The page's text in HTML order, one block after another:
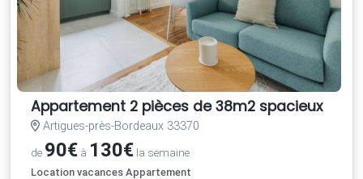
Appartement 2 pièces de 38m2 spacieux
Artigues-près-Bordeaux 33370
de 90€ à 130€ la semaine
Location vacances Appartement